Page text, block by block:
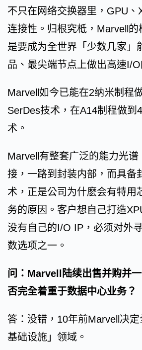
不只在网络交换器里，GPU、
连接性。归根究柢，Marvell的
是要成为全世界「少数几家」
品、最尖端节点上做出高速I/O
Marvell如今已能在2纳米制程
SerDes技术，在A14制程做到
术。
Marvell有整套广泛的能力光谱
接，一路到封装内部，而具备
术，正是公司为什麽会有特用
务的原因。客户想自己打造
没有自己的I/O IP，必须对外
数选项之一。
问：Marvell陆续出售并购并
否完全着重于数据中心业务？
答：没错，10年前Marvell决
基础设施」领域。